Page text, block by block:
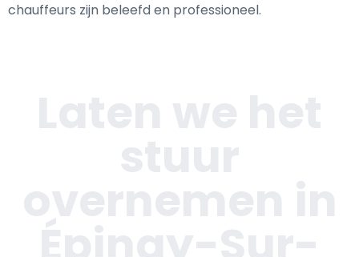
chauffeurs zijn beleefd en professioneel.